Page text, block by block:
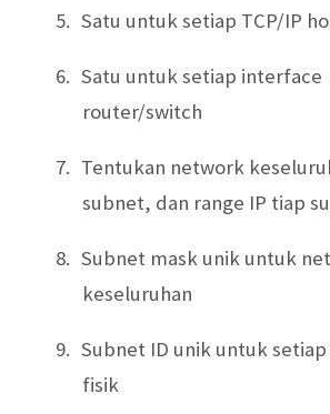
5. Satu untuk setiap TCP/IP
6. Satu untuk setiap interface
router/switch
7. Tentukan network
subnet, dan range IP tiap
8. Subnet mask unik untuk
keseluruhan
9. Subnet ID unik untuk
fisik